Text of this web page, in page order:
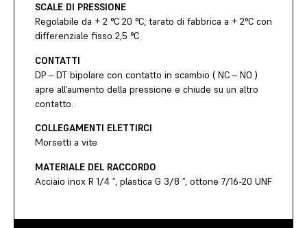
SCALE DI PRESSIONE
Regolabile da + 2 °C 20 °C, tarato di fabbrica a + 2°C con
differenziale fisso 2,5 °C
CONTATTI
DP – DT bipolare con contatto in scambio ( NC – NO )
apre all’aumento della pressione e chiude su un altro
contatto.
COLLEGAMENTI ELETTIRCI
Morsetti a vite
MATERIALE DEL RACCORDO
Acciaio inox R 1/4 ”, plastica G 3/8 ”, ottone 7/16-20 UNF